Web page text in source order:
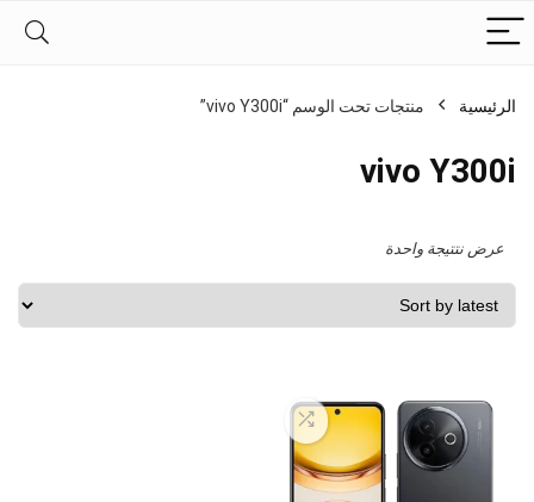
الرئيسية منتجات تحت الوسم “vivo Y300i”
vivo Y300i
عرض نتتيجة واحدة